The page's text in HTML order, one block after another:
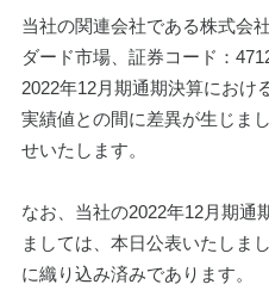
当社の関連会社である株式会
ダード市場、証券コード：
2022年12月期通期決算におけ
実績値との間に差異が生じま
せいたします。
なお、当社の2022年12月期通
ましては、本日公表いたしま
に織り込み済みであります。